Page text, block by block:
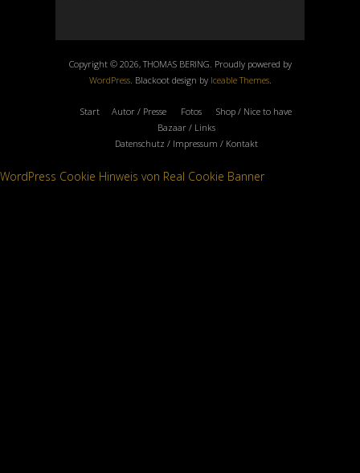
Copyright © 2026, THOMAS BERING. Proudly powered by
WordPress. Blackoot design by Iceable Themes.
Start Autor / Presse Fotos
Shop / Nice to have
Bazaar / Links
Datenschutz / Impressum / Kontakt
WordPress Cookie Hinweis von Real Cookie Banner